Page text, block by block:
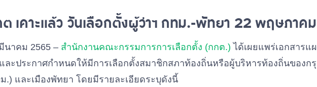
เคาะแล้ว วันเลือกตั้งผู้ว่าฯ กทม.-พัทยา 22 พฤษภาค
นาคม 2565 – สำนักงานคณะกรรมการการเลือกตั้ง (กกต.) ได้เผยแพร่เอกสารแ
ละประกาศกำหนดให้มีการเลือกตั้งสมาชิกสภาท้องถิ่นหรือผู้บริหารท้องถิ่นของก
.) และเมืองพัทยา โดยมีรายละเอียดระบุดังนี้